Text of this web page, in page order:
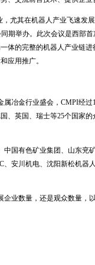
尤其在机器人产业飞速发
期举办。此次会议是西部
体的完整的机器人产业链
应用推广。
冶金行业盛会，CMPI经过
、英国、瑞士等25个国家
国有色矿业集团、山东兖
安川机电、沈阳新松机器
业数量，还是观众数量，